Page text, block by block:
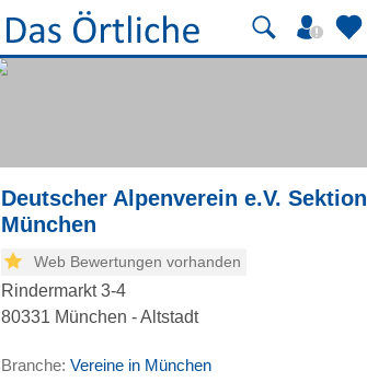
Deutscher Alpenverein e.V. Sektion
München
Web Bewertungen vorhanden
Rindermarkt 3-4
80331 München - Altstadt
Branche: Vereine in München